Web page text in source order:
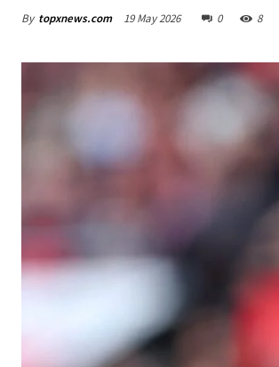
By topxnews.com 19 May 2026 0 8